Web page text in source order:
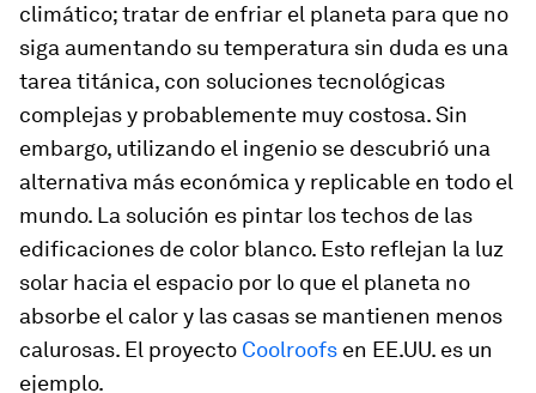
climático; tratar de enfriar el planeta para que no
siga aumentando su temperatura sin duda es una
tarea titánica, con soluciones tecnológicas
complejas y probablemente muy costosa. Sin
embargo, utilizando el ingenio se descubrió una
alternativa más económica y replicable en todo el
mundo. La solución es pintar los techos de las
edificaciones de color blanco. Esto reflejan la luz
solar hacia el espacio por lo que el planeta no
absorbe el calor y las casas se mantienen menos
calurosas. El proyecto Coolroofs en EE.UU. es un
ejemplo.